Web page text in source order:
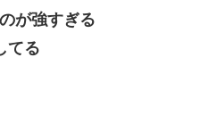
が強すぎる
てる